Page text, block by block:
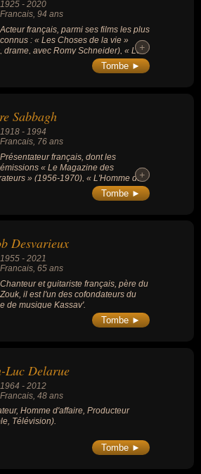
1925 - 2020
Francais, 94 ans
Acteur français, parmi ses films les plus
connus : « Les Choses de la vie »
drame, avec Romy Schneider), « Le
» (1963, drame, de Jean-Luc Godard,
Bardot) ou « Belle de jour »
+
+
Tombe ►
Sabbagh
1918 - 1994
Francais , 76 ans
Présentateur français, dont les
émissions « Le Magazine des
» (1956-1970), « L'Homme du
» (1961-1964) ou « Le Manège »
+
+
Tombe ►
Desvarieux
1955 - 2021
Francais, 65 ans
Chanteur et guitariste français, père du
Zouk, il est l'un des cofondateurs du
de musique Kassav'.
Tombe ►
Luc Delarue
1964 - 2012
Francais , 48 ans
Homme d'affaire, Producteur
Télévision).
Tombe ►